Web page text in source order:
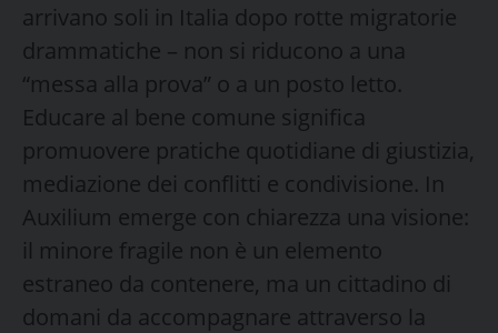
arrivano soli in Italia dopo rotte migratorie
drammatiche – non si riducono a una
“messa alla prova” o a un posto letto.
Educare al bene comune significa
promuovere pratiche quotidiane di giustizia,
mediazione dei conflitti e condivisione. In
Auxilium emerge con chiarezza una visione:
il minore fragile non è un elemento
estraneo da contenere, ma un cittadino di
domani da accompagnare attraverso la